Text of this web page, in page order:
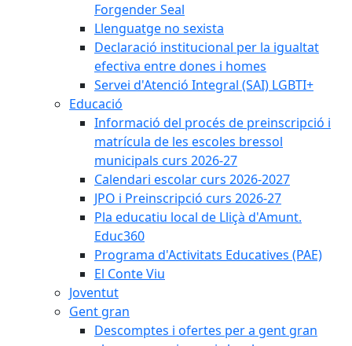
Forgender Seal
Llenguatge no sexista
Declaració institucional per la igualtat
efectiva entre dones i homes
Servei d'Atenció Integral (SAI) LGBTI+
Educació
Informació del procés de preinscripció i
matrícula de les escoles bressol
municipals curs 2026-27
Calendari escolar curs 2026-2027
JPO i Preinscripció curs 2026-27
Pla educatiu local de Lliçà d'Amunt.
Educ360
Programa d'Activitats Educatives (PAE)
El Conte Viu
Joventut
Gent gran
Descomptes i ofertes per a gent gran